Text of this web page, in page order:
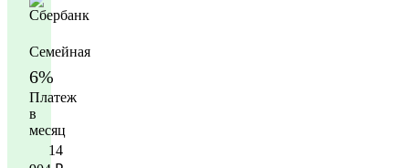
Семейная
6%
Платеж
в
месяц
14